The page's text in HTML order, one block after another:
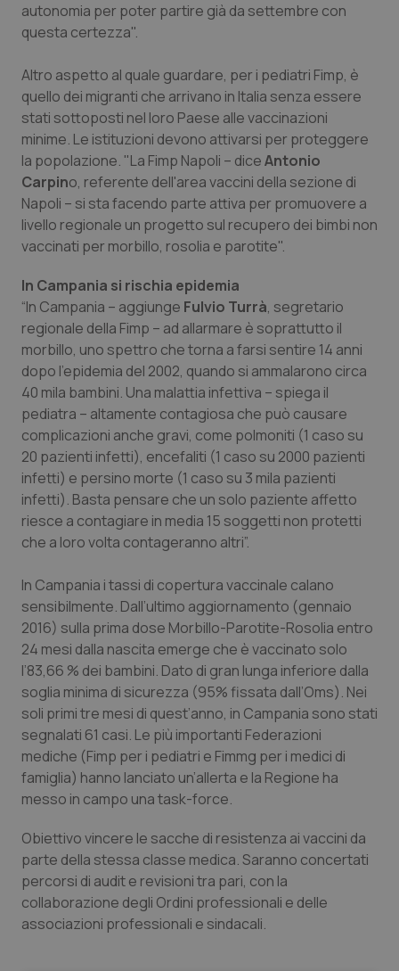
Liguria
Lombardia
Marche
Molise
Piemonte
Provincia Autonoma di Bolzano
Provincia Autonoma di Trento
Puglia
Sardegna
Sicilia
Toscana
Umbria
Valle D’Aosta
Veneto
Disturbi dell’umore
Donna & Salute
Epatiti
HIV
Infezioni & Febbre
Ipertensione & Scompenso
Malattie rare
Malattia di Crohn & Rettocolite Ulcerosa
Neuroscienze & patologie neurodegenerative
Obesità
Oftalmologia
Oncodermatologia
Oncoematologia
Oncologia & Nutrizione
Psoriasi & pelle
Quotidiano Cardiologia
Quotidiano Chirurgia
Quotidiano Oncologia
Quotidiano Pediatria
autonomia per poter partire già da settembre con
questa certezza".
Altro aspetto al quale guardare, per i pediatri Fimp, è
quello dei migranti che arrivano in Italia senza essere
stati sottoposti nel loro Paese alle vaccinazioni
minime. Le istituzioni devono attivarsi per proteggere
la popolazione. "La Fimp Napoli – diceAntonio
Carpino, referente dell'area vaccini della sezione di
Napoli – si sta facendo parte attiva per promuovere a
livello regionale un progetto sul recupero dei bimbi non
vaccinati per morbillo, rosolia e parotite".
In Campania si rischia epidemia
“In Campania – aggiunge Fulvio Turrà, segretario
regionale della Fimp – ad allarmare è soprattutto il
morbillo, uno spettro che torna a farsi sentire 14 anni
dopo l’epidemia del 2002, quando si ammalarono circa
40 mila bambini. Una malattia infettiva – spiega il
pediatra – altamente contagiosa che può causare
complicazioni anche gravi, come polmoniti (1 caso su
20 pazienti infetti), encefaliti (1 caso su 2000 pazienti
infetti) e persino morte (1 caso su 3 mila pazienti
infetti). Basta pensare che un solo paziente affetto
riesce a contagiare in media 15 soggetti non protetti
che a loro volta contageranno altri”.
In Campania i tassi di copertura vaccinale calano
sensibilmente. Dall’ultimo aggiornamento (gennaio
2016) sulla prima dose Morbillo-Parotite-Rosolia entro
24 mesi dalla nascita emerge che è vaccinato solo
l’83,66 % dei bambini. Dato di gran lunga inferiore dalla
soglia minima di sicurezza (95% fissata dall’Oms). Nei
soli primi tre mesi di quest’anno, in Campania sono stati
segnalati 61 casi. Le più importanti Federazioni
mediche (Fimp per i pediatri e Fimmg per i medici di
famiglia) hanno lanciato un’allerta e la Regione ha
messo in campo una task-force.
Obiettivo vincere le sacche di resistenza ai vaccini da
parte della stessa classe medica. Saranno concertati
percorsi di audit e revisioni tra pari, con la
collaborazione degli Ordini professionali e delle
associazioni professionali e sindacali.